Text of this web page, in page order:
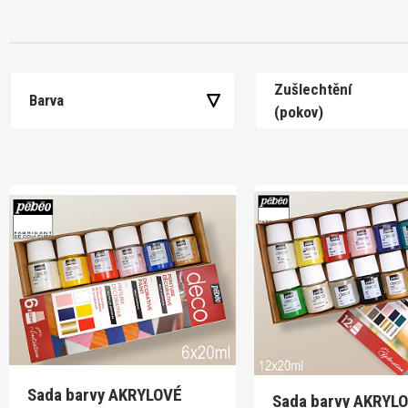
Barva
Zušlechtění
(pokov)
Sada barvy AKRYLOVÉ
Sada barvy